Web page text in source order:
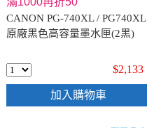
CANON PG-740XL / PG740XL
原廠黑色高容量墨水匣(2黑)
$2,133
加入購物車